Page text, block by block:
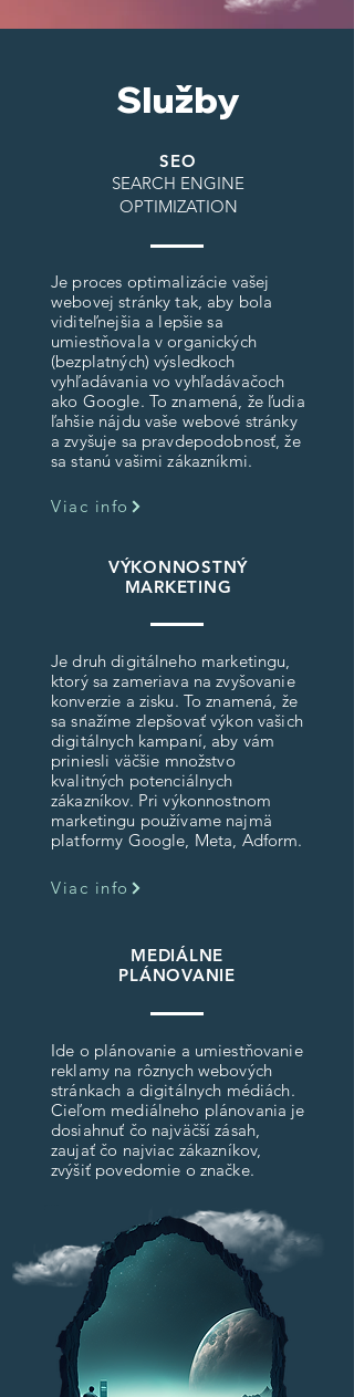
Služby
SEO
SEARCH ENGINE
OPTIMIZATION
Je proces optimalizácie vašej
webovej stránky tak, aby bola
viditeľnejšia a lepšie sa
umiestňovala v organických
(bezplatných) výsledkoch
vyhľadávania vo vyhľadávačoch
ako Google. To znamená, že ľudia
ľahšie nájdu vaše webové stránky
a zvyšuje sa pravdepodobnosť, že
sa stanú vašimi zákazníkmi.
Viac info
VÝKONNOSTNÝ
MARKETING
Je druh digitálneho marketingu,
ktorý sa zameriava na zvyšovanie
konverzie a zisku. To znamená, že
sa snažíme zlepšovať výkon vašich
digitálnych kampaní, aby vám
priniesli väčšie množstvo
kvalitných potenciálnych
zákazníkov. Pri výkonnostnom
marketingu používame najmä
platformy Google, Meta, Adform.
Viac info
MEDIÁLNE
PLÁNOVANIE
Ide o plánovanie a umiestňovanie
reklamy na rôznych webových
stránkach a digitálnych médiách.
Cieľom mediálneho plánovania je
dosiahnuť čo najväčší zásah,
zaujať čo najviac zákazníkov,
zvýšiť povedomie o značke.